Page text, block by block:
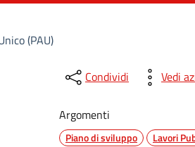
(PAU)
Condividi Vedi
Argomenti
Piano di sviluppo
Lavori